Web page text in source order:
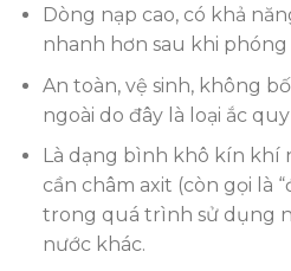
Dòng nạp cao, có khả
nhanh hơn sau khi
An toàn, vệ sinh, không
ngoài do đây là loại ắc
Là dạng bình khô kín khí
cần châm axit (còn gọi là
trong quá trình sử dụng
nước khác.